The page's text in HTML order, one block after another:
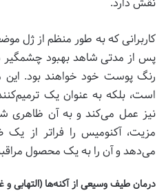
کاربرانی که به طور منظم از ژل
پس از مدتی شاهد بهبود چشمگیر
رنگ پوست خود خواهند بود. این
است، بلکه به عنوان یک
نیز عمل می‌کند و به آن ظاهری
مزیت، آکنومیس را فراتر از
می‌دهد و آن را به یک محصول
درمان طیف وسیعی از آکنه‌ها (التهابی و